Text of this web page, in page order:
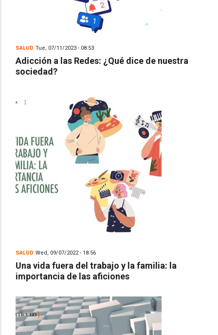
SALUD Tue, 07/11/2023 - 08:53
Adicción a las Redes: ¿Qué dice de nuestra
sociedad?
SALUD Wed, 09/07/2022 - 18:56
Una vida fuera del trabajo y la familia: la
importancia de las aficiones